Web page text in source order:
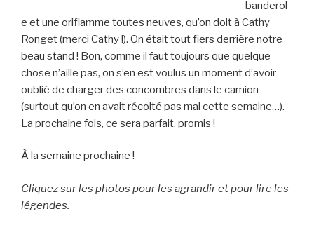
banderol
e et une oriflamme toutes neuves, qu’on doit à Cathy
Ronget (merci Cathy !). On était tout fiers derrière notre
beau stand ! Bon, comme il faut toujours que quelque
chose n’aille pas, on s’en est voulus un moment d’avoir
oublié de charger des concombres dans le camion
(surtout qu’on en avait récolté pas mal cette semaine…).
La prochaine fois, ce sera parfait, promis !
À la semaine prochaine !
Cliquez sur les photos pour les agrandir et pour lire les
légendes.